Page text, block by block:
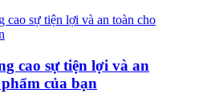
cao sự tiện lợi và an
của bạn